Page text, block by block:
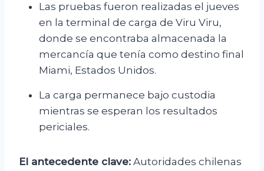
Las pruebas fueron realizadas el jueves
en la terminal de carga de Viru Viru,
donde se encontraba almacenada la
mercancía que tenía como destino final
Miami, Estados Unidos.
La carga permanece bajo custodia
mientras se esperan los resultados
periciales.
El antecedente clave: Autoridades chilenas